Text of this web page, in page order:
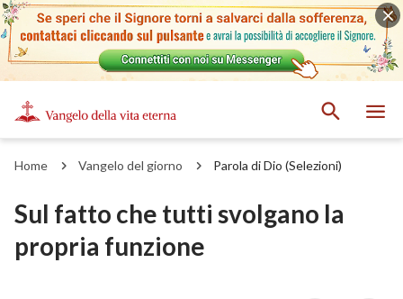
Home Vangelo del giorno Parola di Dio (Selezioni)
Sul fatto che tutti svolgano la
propria funzione